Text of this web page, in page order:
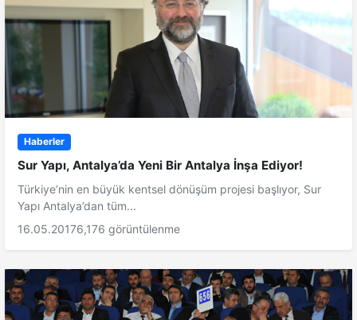
Haberler
Sur Yapı, Antalya’da Yeni Bir Antalya İnşa Ediyor!
Türkiye’nin en büyük kentsel dönüşüm projesi başlıyor, Sur
Yapı Antalya’dan tüm...
16.05.20176,176 görüntülenme